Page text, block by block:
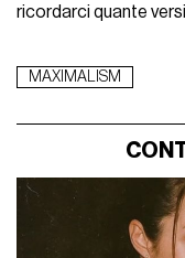
ricordarci quante
MAXIMALISM